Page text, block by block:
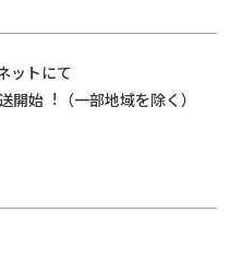
ットにて
始︕（⼀部地域を除く）